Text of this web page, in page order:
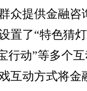
众提供金融咨
置了“特色猜灯
行动”等多个
互动方式将金